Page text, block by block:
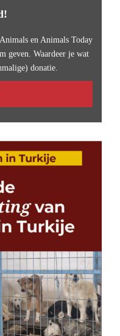
en Animals Today
geven. Waardeer je wat
donatie.